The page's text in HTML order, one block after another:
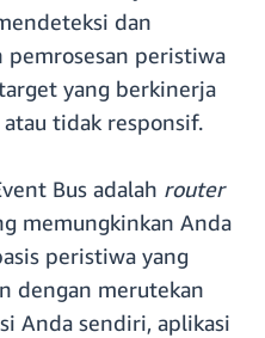
dan
pemrosesan peristiwa
yang berkinerja
tidak responsif.
Bus adalah router
memungkinkan Anda
peristiwa yang
dengan merutekan
Anda sendiri, aplikasi